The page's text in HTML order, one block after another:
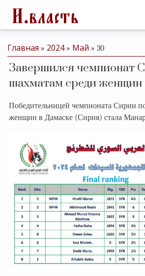
Главная » 2024 » Май » 30
Завершился чемпионат
шахматам среди женщин
Победительницей чемпионата Сирии
женщин в Дамаске (Сирия) стала